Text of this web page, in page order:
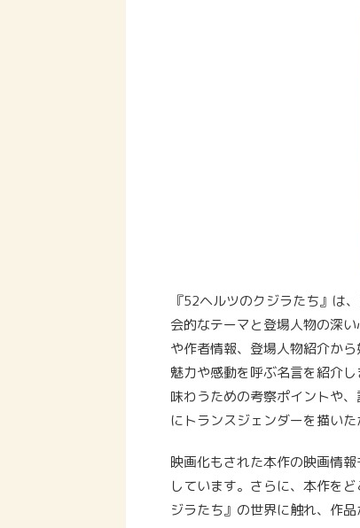
『52ヘルツのクジラたち』は
会的なテーマと登場人物の深
や作者情報、登場人物紹介か
魅力や感動を呼ぶ名言を紹介
味わうための考察ポイントや
にトランスジェンダーを描いた
映画化もされた本作の映画情
しています。さらに、本作を
ジラたち』の世界に触れ、作